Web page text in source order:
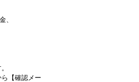
、
【確認メー